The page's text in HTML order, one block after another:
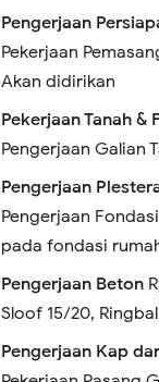
Pengerjaan
Pekerjaan
Akan didirikan
Pekerjaan Tanah &
Pengerjaan Galian
Pengerjaan
Pengerjaan
pada fondasi
Pengerjaan Beton
Sloof 15/20,
Pengerjaan Kap